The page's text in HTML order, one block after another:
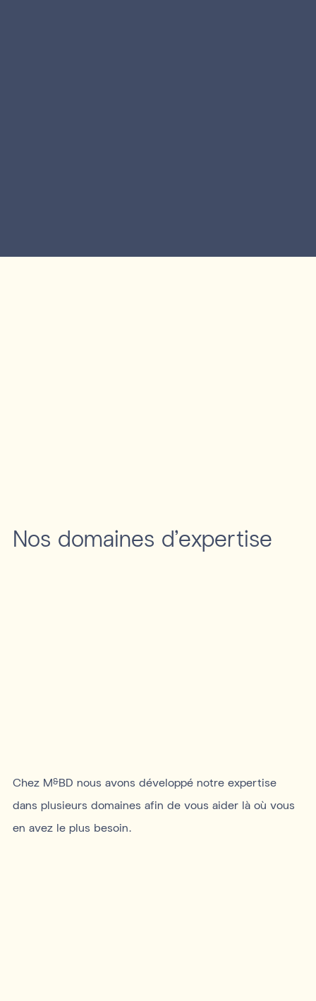
Nos domaines d'expertise
Chez M&BD nous avons développé notre expertise
dans plusieurs domaines afin de vous aider là où vous
en avez le plus besoin.